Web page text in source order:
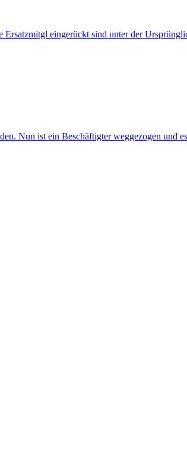
eingerückt sind unter der
Nun ist ein Beschäftigter weggezogen und